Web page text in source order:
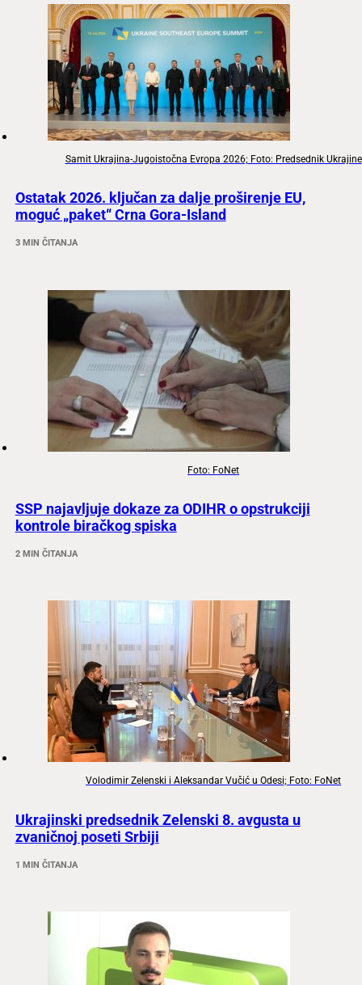
Samit Ukrajina-Jugoistočna Evropa 2026; Foto: Predsednik Ukrajine
Ostatak 2026. ključan za dalje proširenje EU,
moguć „paket“ Crna Gora-Island
3 MIN ČITANJA
Foto: FoNet
SSP najavljuje dokaze za ODIHR o opstrukciji
kontrole biračkog spiska
2 MIN ČITANJA
Volodimir Zelenski i Aleksandar Vučić u Odesi; Foto: FoNet
Ukrajinski predsednik Zelenski 8. avgusta u
zvaničnoj poseti Srbiji
1 MIN ČITANJA